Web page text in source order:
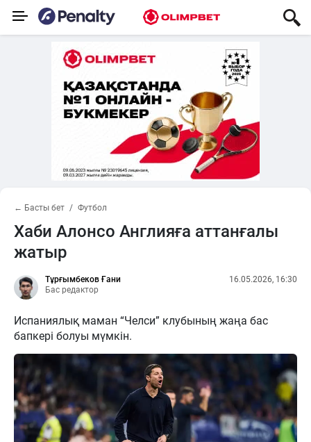
← Басты бет Футбол
Хаби Алонсо Англияға аттанғалы
жатыр
Тұрғымбеков Ғани
Бас редактор
16.05.2026, 16:30
Испаниялық маман “Челси” клубының жаңа бас
бапкері болуы мүмкін.